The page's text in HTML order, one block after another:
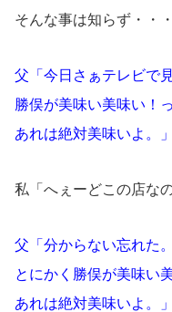
そんな事は知らず・・・
父「今日さぁテレビで見
勝俣が美味い美味い！
あれは絶対美味いよ。」
私「へぇーどこの店なの
父「分からない忘れた。
とにかく勝俣が美味い
あれは絶対美味いよ。」